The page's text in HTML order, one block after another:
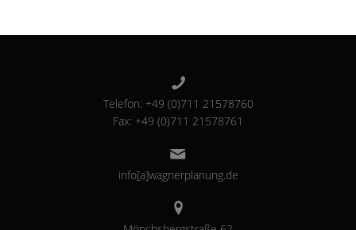
Telefon: +49 (0)711 21578760
Fax: +49 (0)711 21578761
info[a]wagnerplanung.de